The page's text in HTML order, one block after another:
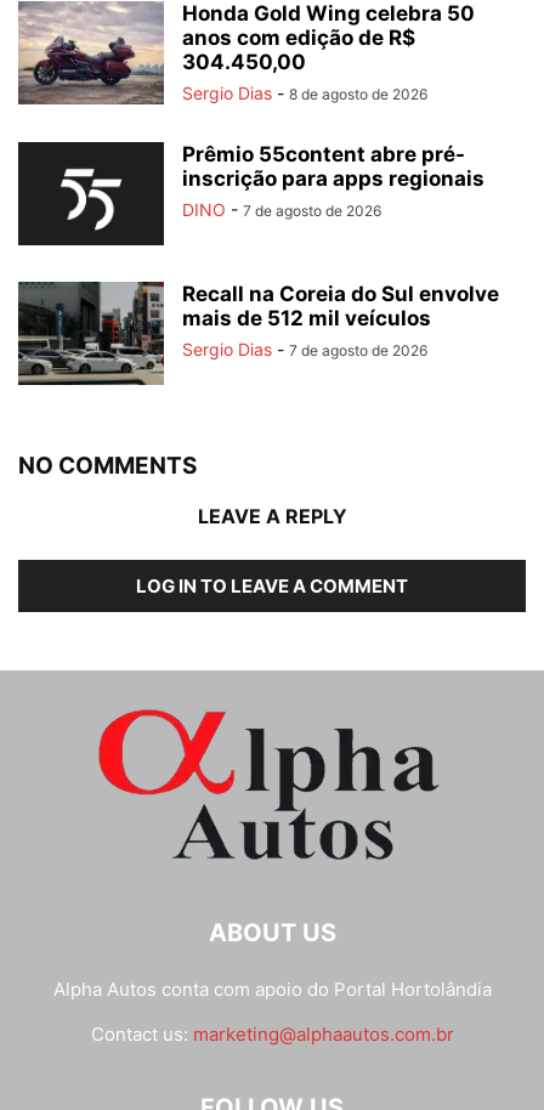
Honda Gold Wing celebra 50
anos com edição de R$
304.450,00
Sergio Dias - 8 de agosto de 2026
Prêmio 55content abre pré-
inscrição para apps regionais
DINO - 7 de agosto de 2026
Recall na Coreia do Sul envolve
mais de 512 mil veículos
Sergio Dias - 7 de agosto de 2026
NO COMMENTS
LEAVE A REPLY
LOG IN TO LEAVE A COMMENT
ABOUT US
Alpha Autos conta com apoio do Portal Hortolândia
Contact us: marketing@alphaautos.com.br